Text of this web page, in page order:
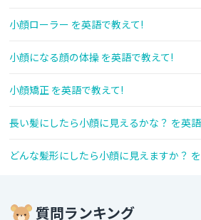
小顔ローラー を英語で教えて!
小顔になる顔の体操 を英語で教えて!
小顔矯正 を英語で教えて!
長い髪にしたら小顔に見えるかな？ を英
どんな髪形にしたら小顔に見えますか？
質問ランキング